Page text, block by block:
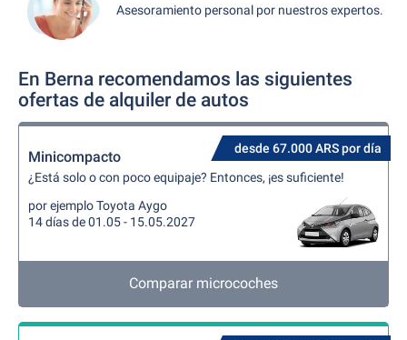
Asesoramiento personal por nuestros expertos.
En Berna recomendamos las siguientes
ofertas de alquiler de autos
desde 67.000 ARS por día
Minicompacto
¿Está solo o con poco equipaje? Entonces, ¡es suficiente!
por ejemplo Toyota Aygo
14 días de 01.05 - 15.05.2027
Comparar microcoches